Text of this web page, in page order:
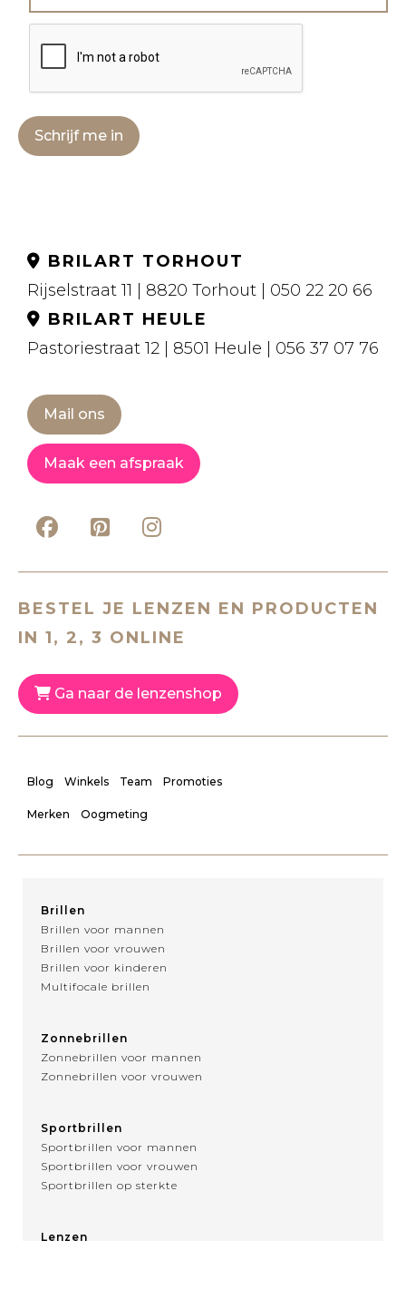
Schrijf me in
BRILART TORHOUT
Rijselstraat 11 | 8820 Torhout | 050 22 20 66
BRILART HEULE
Pastoriestraat 12 | 8501 Heule | 056 37 07 76
Mail ons
Maak een afspraak
BESTEL JE LENZEN EN PRODUCTEN
IN 1, 2, 3 ONLINE
Ga naar de lenzenshop
Blog Winkels Team Promoties
Merken Oogmeting
Brillen
Brillen voor mannen
Brillen voor vrouwen
Brillen voor kinderen
Multifocale brillen
Zonnebrillen
Zonnebrillen voor mannen
Zonnebrillen voor vrouwen
Sportbrillen
Sportbrillen voor mannen
Sportbrillen voor vrouwen
Sportbrillen op sterkte
Lenzen